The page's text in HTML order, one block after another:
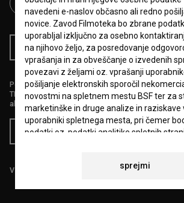
RSS novice RSS dogodki
Podprite nas z donacijo na
TRR: SI56 6100 0001 5706 684,
ali s kreditno kartico:
Doniraj
Vse cene vsebujejo DDV.
navedeni e-naslov občasno ali redno
novice. Zavod Filmoteka bo zbrane
uporabljal izključno za osebno
na njihovo željo, za posredovanje
vprašanja in za obveščanje o izvedenih
povezavi z željami oz. vprašanji
pošiljanje elektronskih sporočil
novostmi na spletnem mestu BSF ter za
marketinške in druge analize in raziskave
uporabniki spletnega mesta, pri čemer
podatki oz. podatki analitike spletnih
Uporabnik, ki Zavodu Filmoteka posreduje
sprejmi